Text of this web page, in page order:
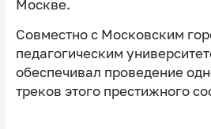
Москве.
Совместно с Московским
педагогическим
обеспечивал проведение
треков этого престижного